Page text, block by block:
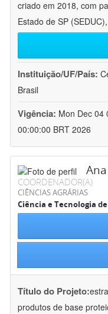
criado em 2018, com
Estado de SP
Instituição/UF/País:
Brasil
Vigência: Mon Dec 04
00:00:00 BRT 2026
COORDENADOR(A)
CIÊNCIAS AGRÁRIAS
Ciência e Tecnologia
Título do Projeto:
produtos de base